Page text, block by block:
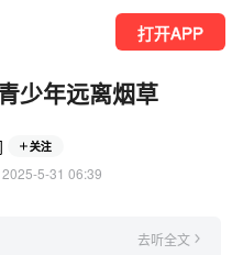
打开APP
少年远离烟草
关注
  2025-5-31 06:39
去听全文